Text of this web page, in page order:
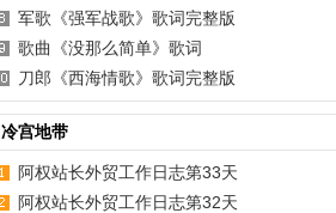
军歌《强军战歌》歌词完整版
歌曲《没那么简单》歌词
刀郎《西海情歌》歌词完整版
冷宫地带
阿权站长外贸工作日志第33天
阿权站长外贸工作日志第32天